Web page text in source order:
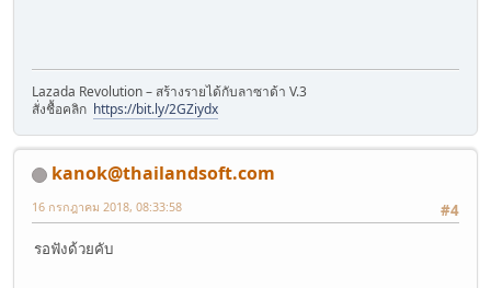
Lazada Revolution – สร้างรายได้กับลาซาด้า V.3
สั่งชื้อคลิก https://bit.ly/2GZiydx
kanok@thailandsoft.com
#4
16 กรกฎาคม 2018, 08:33:58
รอฟังด้วยคับ